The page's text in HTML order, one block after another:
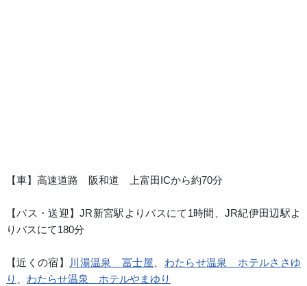
【車】高速道路 阪和道 上富田ICから約70分
【バス・送迎】JR新宮駅よりバスにて1時間、JR紀伊田辺駅よ
りバスにて180分
【近くの宿】 川湯温泉 冨士屋
わたらせ温泉 ホテルささゆ
り
わたらせ温泉 ホテルやまゆり